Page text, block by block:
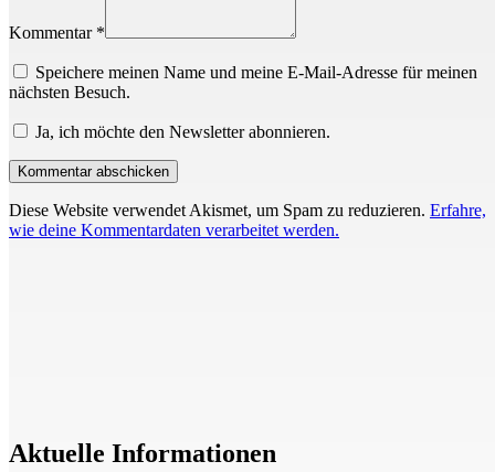
Kommentar *
Speichere meinen Name und meine E-Mail-Adresse für meinen
nächsten Besuch.
Ja, ich möchte den Newsletter abonnieren.
Diese Website verwendet Akismet, um Spam zu reduzieren. Erfahre,
wie deine Kommentardaten verarbeitet werden.
Aktuelle Informationen